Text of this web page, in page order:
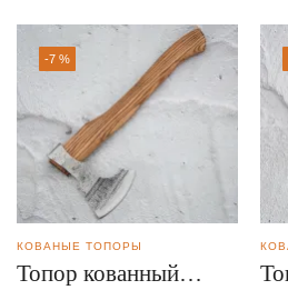
-7 %
КОВАНЫЕ ТОПОРЫ
Топор кованный